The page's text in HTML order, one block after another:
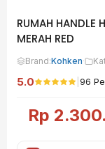
RUMAH HANDLE
MERAH RED
Brand:Kohken·
5.0 96
Rp